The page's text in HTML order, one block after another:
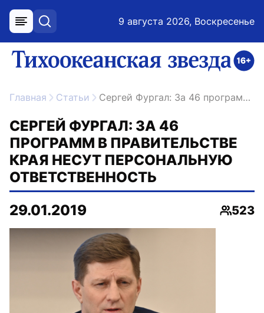
меню поиск 9 августа 2026, Воскресенье
ссылка на главную
Главная Статьи Сергей Фургал: За 46 программ в правительстве края несут персональную ответственность
СЕРГЕЙ ФУРГАЛ: ЗА 46
ПРОГРАММ В ПРАВИТЕЛЬСТВЕ
КРАЯ НЕСУТ ПЕРСОНАЛЬНУЮ
ОТВЕТСТВЕННОСТЬ
29.01.2019
523